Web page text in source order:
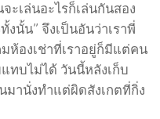
ะเล่นอะไรก็เล่นกันสอง
นั้น” จึงเป็นอันว่าเราพี่
ห้องเช่าที่เราอยู่ก็มีแต่คน
ทบไม่ได้ วันนี้หลังเก็บ
มานั่งทำแต่ผิดสังเกตที่กิ่ง